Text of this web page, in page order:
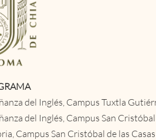
del Inglés, Campus Tuxtla
del Inglés, Campus San Cristóbal
Campus San Cristóbal de las Casas